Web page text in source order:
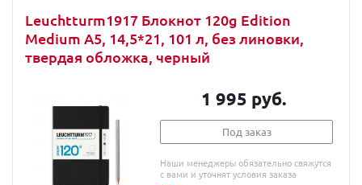
Leuchtturm1917 Блокнот 120g Edition
Medium A5, 14,5*21, 101 л, без линовки,
твердая обложка, черный
1 995 руб.
Под заказ
Наши менеджеры обязательно свяжутся
с вами и уточнят условия заказа